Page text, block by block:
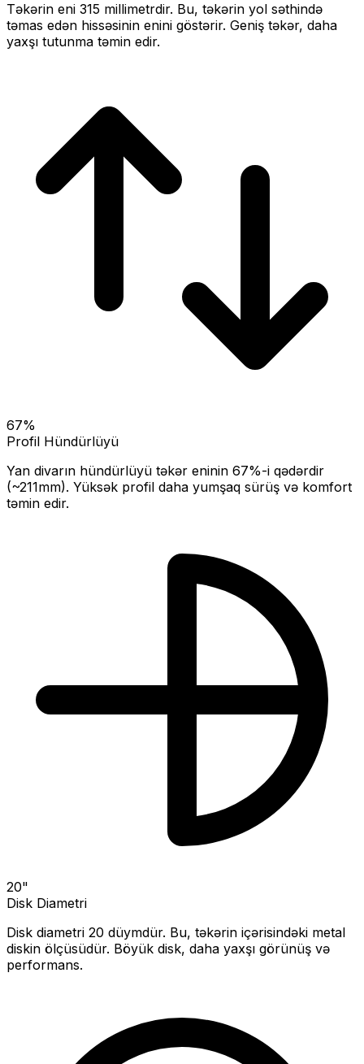
Təkərin eni 315 millimetrdir. Bu, təkərin yol səthində
təmas edən hissəsinin enini göstərir. Geniş təkər, daha
yaxşı tutunma təmin edir.
67%
Profil Hündürlüyü
Yan divarın hündürlüyü təkər eninin 67%-i qədərdir
(~211mm). Yüksək profil daha yumşaq sürüş və komfort
təmin edir.
20"
Disk Diametri
Disk diametri 20 düymdür. Bu, təkərin içərisindəki metal
diskin ölçüsüdür. Böyük disk, daha yaxşı görünüş və
performans.